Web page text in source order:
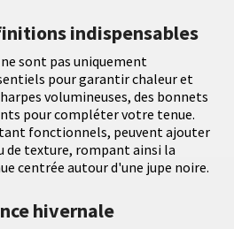
indispensables
sont pas uniquement
pour garantir chaleur et
volumineuses, des bonnets
pour compléter votre tenue.
fonctionnels, peuvent ajouter
de texture, rompant ainsi la
centrée autour d'une jupe noire.
hivernale